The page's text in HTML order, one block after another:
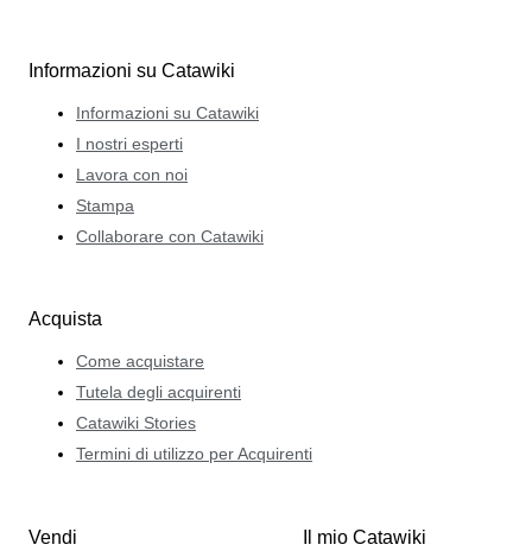
Informazioni su Catawiki
Informazioni su Catawiki
I nostri esperti
Lavora con noi
Stampa
Collaborare con Catawiki
Acquista
Come acquistare
Tutela degli acquirenti
Catawiki Stories
Termini di utilizzo per Acquirenti
Vendi Il mio Catawiki